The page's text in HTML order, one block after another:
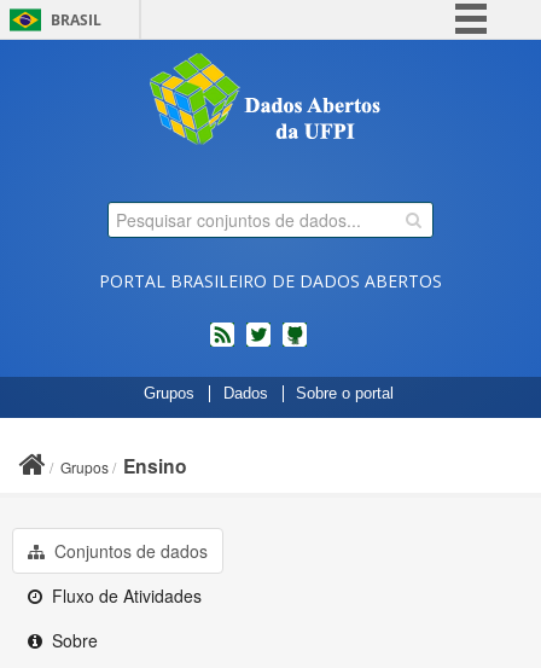
BRASIL
Comunica BR
Participe
Legislação
PORTAL BRASILEIRO DE DADOS ABERTOS
feed twitterCódigos
fonte
de
Grupos Dados Sobre o portal
Grupos Ensino
Conjuntos de dados
Fluxo de Atividades
Sobre